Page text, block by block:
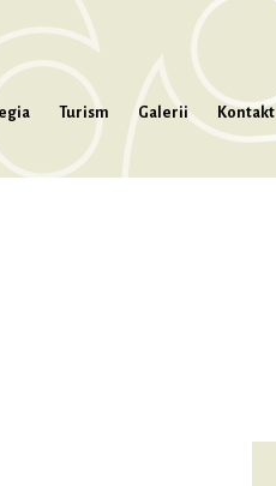
Turism Galerii
Kontakt